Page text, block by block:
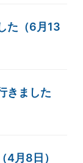
た（6月13
きました
4月8日）